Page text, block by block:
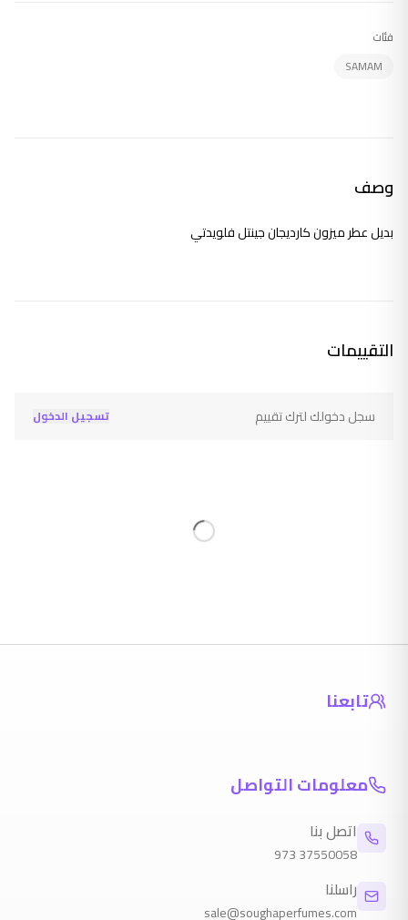
فئات
SAMAM
وصف
بديل عطر ميزون كارديجان جينتل فلويدتي
التقييمات
سجل دخولك لترك تقييم تسجيل الدخول
تابعنا
معلومات التواصل
اتصل بنا
97337550058
راسلنا
sale@soughaperfumes.com